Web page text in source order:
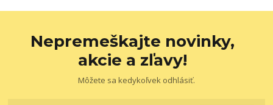
Nepremeškajte novinky,
akcie a zľavy!
Môžete sa kedykoľvek odhlásiť.